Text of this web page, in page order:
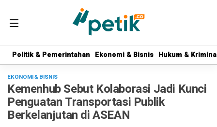
Politik & Pemerintahan Ekonomi & Bisnis Hukum &
Politik & Pemerintahan Ekonomi & Bisnis Hukum &
EKONOMI & BISNIS
Kemenhub Sebut Kolaborasi Jadi Kunci
Penguatan Transportasi Publik
Berkelanjutan di ASEAN